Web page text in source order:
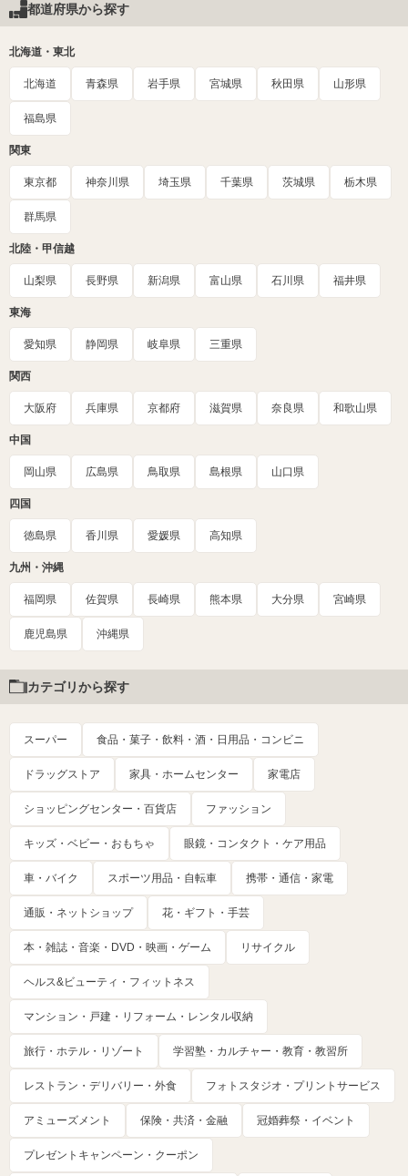
都道府県から探す
北海道・東北
北海道 青森県 岩手県 宮城県 秋田県 山形県
福島県
関東
東京都 神奈川県 埼玉県 千葉県 茨城県 栃木県
群馬県
北陸・甲信越
山梨県 長野県 新潟県 富山県 石川県 福井県
東海
愛知県 静岡県 岐阜県 三重県
関西
大阪府 兵庫県 京都府 滋賀県 奈良県 和歌山県
中国
岡山県 広島県 鳥取県 島根県 山口県
四国
徳島県 香川県 愛媛県 高知県
九州・沖縄
福岡県 佐賀県 長崎県 熊本県 大分県 宮崎県
鹿児島県 沖縄県
カテゴリから探す
スーパー 食品・菓子・飲料・酒・日用品・コンビニ
ドラッグストア 家具・ホームセンター 家電店
ショッピングセンター・百貨店 ファッション
キッズ・ベビー・おもちゃ 眼鏡・コンタクト・ケア用品
車・バイク スポーツ用品・自転車 携帯・通信・家電
通販・ネットショップ 花・ギフト・手芸
本・雑誌・音楽・DVD・映画・ゲーム リサイクル
ヘルス&ビューティ・フィットネス
マンション・戸建・リフォーム・レンタル収納
旅行・ホテル・リゾート 学習塾・カルチャー・教育・教習所
レストラン・デリバリー・外食 フォトスタジオ・プリントサービス
アミューズメント 保険・共済・金融 冠婚葬祭・イベント
プレゼントキャンペーン・クーポン